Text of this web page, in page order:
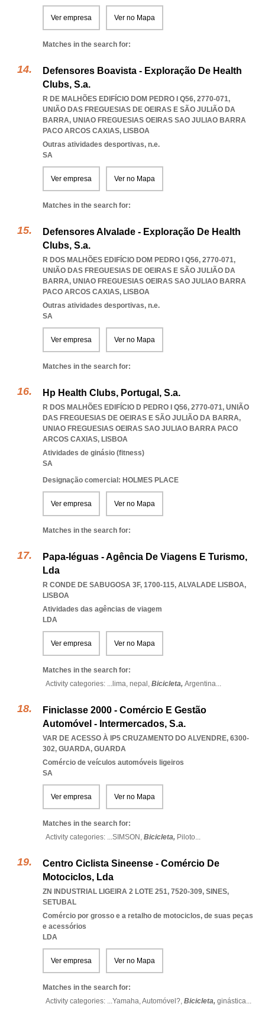
Ver empresa Ver no Mapa
Matches in the search for:
Defensores Boavista - Exploração De Health
Clubs, S.a.
R DE MALHÕES EDIFÍCIO DOM PEDRO I Q56, 2770-071,
UNIÃO DAS FREGUESIAS DE OEIRAS E SÃO JULIÃO DA
BARRA, UNIAO FREGUESIAS OEIRAS SAO JULIAO BARRA
PACO ARCOS CAXIAS, LISBOA
Outras atividades desportivas, n.e.
SA
Ver empresa Ver no Mapa
Matches in the search for:
Defensores Alvalade - Exploração De Health
Clubs, S.a.
R DOS MALHÕES EDIFÍCIO DOM PEDRO I Q56, 2770-071,
UNIÃO DAS FREGUESIAS DE OEIRAS E SÃO JULIÃO DA
BARRA, UNIAO FREGUESIAS OEIRAS SAO JULIAO BARRA
PACO ARCOS CAXIAS, LISBOA
Outras atividades desportivas, n.e.
SA
Ver empresa Ver no Mapa
Matches in the search for:
Hp Health Clubs, Portugal, S.a.
R DOS MALHÕES EDIFÍCIO D PEDRO I Q56, 2770-071, UNIÃO
DAS FREGUESIAS DE OEIRAS E SÃO JULIÃO DA BARRA,
UNIAO FREGUESIAS OEIRAS SAO JULIAO BARRA PACO
ARCOS CAXIAS, LISBOA
Atividades de ginásio (fitness)
SA
Designação comercial: HOLMES PLACE
Ver empresa Ver no Mapa
Matches in the search for:
Papa-léguas - Agência De Viagens E Turismo,
Lda
R CONDE DE SABUGOSA 3F, 1700-115, ALVALADE LISBOA,
LISBOA
Atividades das agências de viagem
LDA
Ver empresa Ver no Mapa
Matches in the search for:
Activity categories: ... lima, nepal, Bicicleta, Argentina...
Finiclasse 2000 - Comércio E Gestão
Automóvel - Intermercados, S.a.
VAR DE ACESSO À IP5 CRUZAMENTO DO ALVENDRE, 6300-
302, GUARDA, GUARDA
Comércio de veículos automóveis ligeiros
SA
Ver empresa Ver no Mapa
Matches in the search for:
Activity categories: ...SIMSON, Bicicleta, Piloto...
Centro Ciclista Sineense - Comércio De
Motociclos, Lda
ZN INDUSTRIAL LIGEIRA 2 LOTE 251, 7520-309, SINES,
SETUBAL
Comércio por grosso e a retalho de motociclos, de suas peças
e acessórios
LDA
Ver empresa Ver no Mapa
Matches in the search for:
Activity categories: ...Yamaha,Automóvel?, Bicicleta, ginástica...